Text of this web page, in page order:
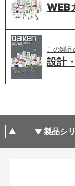
WEB
この製品
設計
製品シ